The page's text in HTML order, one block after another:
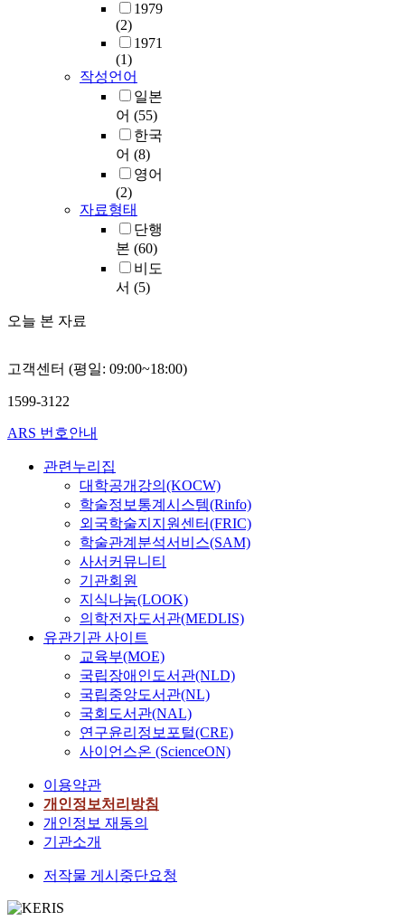
1979
(2)
1971
(1)
작성언어
일본
어 (55)
한국
어 (8)
영어
(2)
자료형태
단행
본 (60)
비도
서 (5)
오늘 본 자료
고객센터 (평일: 09:00~18:00)
1599-3122
ARS 번호안내
관련누리집
대학공개강의(KOCW)
학술정보통계시스템(Rinfo)
외국학술지지원센터(FRIC)
학술관계분석서비스(SAM)
사서커뮤니티
기관회원
지식나눔(LOOK)
의학전자도서관(MEDLIS)
유관기관 사이트
교육부(MOE)
국립장애인도서관(NLD)
국립중앙도서관(NL)
국회도서관(NAL)
연구윤리정보포털(CRE)
사이언스온 (ScienceON)
이용약관
개인정보처리방침
개인정보 재동의
기관소개
저작물 게시중단요청